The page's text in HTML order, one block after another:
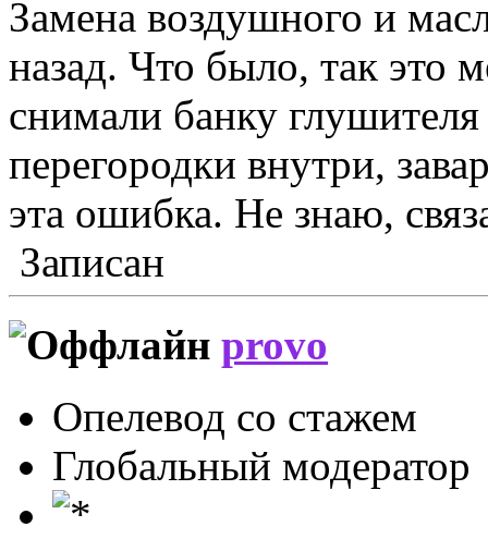
Замена воздушного и
назад. Что было, так это
снимали банку
перегородки внутри,
эта ошибка. Не знаю,
Записан
provo
Опелевод со стажем
Глобальный модератор